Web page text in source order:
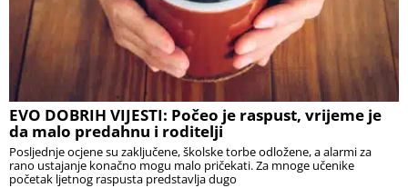
EVO DOBRIH VIJESTI: Počeo je raspust, vrijeme je
da malo predahnu i roditelji
Posljednje ocjene su zaključene, školske torbe odložene, a alarmi za
rano ustajanje konačno mogu malo pričekati. Za mnoge učenike
početak ljetnog raspusta predstavlja dugo